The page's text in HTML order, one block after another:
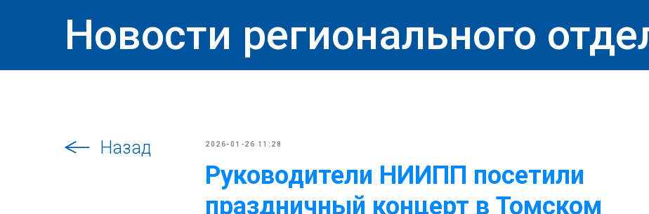
Новости регионального
Назад 2026-01-26 11:28
Руководители НИИПП посетили
праздничный концерт в Томском